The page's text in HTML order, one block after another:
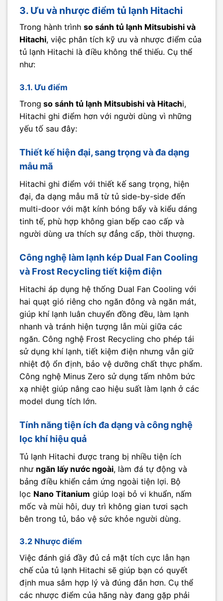
3. Ưu và nhược điểm tủ lạnh Hitachi
Trong hành trình so sánh tủ lạnh Mitsubishi và
Hitachi, việc phân tích kỹ ưu và nhược điểm của
tủ lạnh Hitachi là điều không thể thiếu. Cụ thể
như:
3.1. Ưu điểm
Trong so sánh tủ lạnh Mitsubishi và Hitachi,
Hitachi ghi điểm hơn với người dùng vì những
yếu tố sau đây:
Thiết kế hiện đại, sang trọng và đa dạng
mẫu mã
Hitachi ghi điểm với thiết kế sang trọng, hiện
đại, đa dạng mẫu mã từ tủ side-by-side đến
multi-door với mặt kính bóng bẩy và kiểu dáng
tinh tế, phù hợp không gian bếp cao cấp và
người dùng ưa thích sự đẳng cấp, thời thượng.
Công nghệ làm lạnh kép Dual Fan Cooling
và Frost Recycling tiết kiệm điện
Hitachi áp dụng hệ thống Dual Fan Cooling với
hai quạt gió riêng cho ngăn đông và ngăn mát,
giúp khí lạnh luân chuyển đồng đều, làm lạnh
nhanh và tránh hiện tượng lẫn mùi giữa các
ngăn. Công nghệ Frost Recycling cho phép tái
sử dụng khí lạnh, tiết kiệm điện nhưng vẫn giữ
nhiệt độ ổn định, bảo vệ dưỡng chất thực phẩm.
Công nghệ Minus Zero sử dụng tấm nhôm bức
xạ nhiệt giúp nâng cao hiệu suất làm lạnh ở các
model dung tích lớn.
Tính năng tiện ích đa dạng và công nghệ
lọc khí hiệu quả
Tủ lạnh Hitachi được trang bị nhiều tiện ích
như ngăn lấy nước ngoài, làm đá tự động và
bảng điều khiển cảm ứng ngoài tiện lợi. Bộ
lọc Nano Titanium giúp loại bỏ vi khuẩn, nấm
mốc và mùi hôi, duy trì không gian tươi sạch
bên trong tủ, bảo vệ sức khỏe người dùng.
3.2 Nhược điểm
Việc đánh giá đầy đủ cả mặt tích cực lẫn hạn
chế của tủ lạnh Hitachi sẽ giúp bạn có quyết
định mua sắm hợp lý và đúng đắn hơn. Cụ thể
các nhược điểm của hãng này đang gặp phải